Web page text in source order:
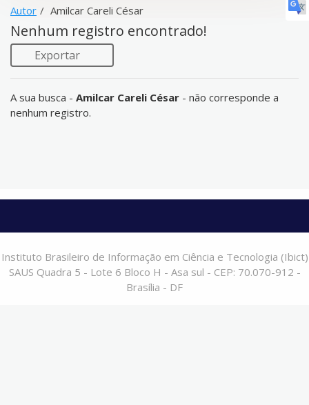
Autor Amilcar Careli César
Nenhum registro encontrado!
Exportar
A sua busca - Amilcar Careli César - não corresponde a
nenhum registro.
Instituto Brasileiro de Informação em Ciência e Tecnologia (Ibict)
SAUS Quadra 5 - Lote 6 Bloco H - Asa sul - CEP: 70.070-912 -
Brasília - DF